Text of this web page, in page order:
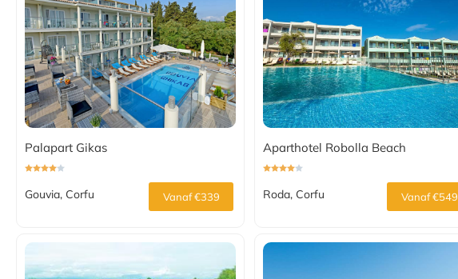
Palapart Gikas
Gouvia, Corfu Vanaf €339
Aparthotel Robolla Beach
Roda, Corfu Vanaf €549